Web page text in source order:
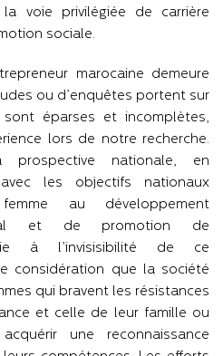
voie privilégiée de carrière
sociale.
marocaine demeure
ou d’enquêtes portent sur
éparses et incomplètes,
lors de notre recherche.
nationale, en
les objectifs nationaux
au développement
et de promotion de
à l’invisisibilité de ce
considération que la société
qui bravent les résistances
et celle de leur famille ou
une reconnaissance